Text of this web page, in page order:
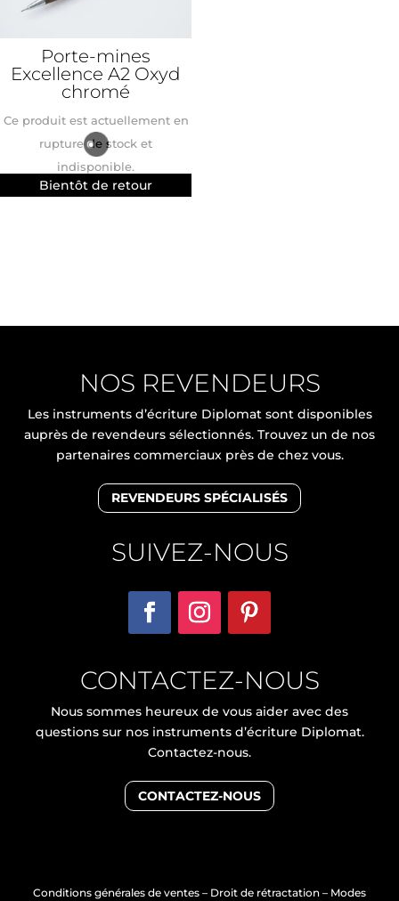
Porte-mines
Excellence A2 Oxyd
chromé
Ce produit est actuellement en
rupture de stock et
indisponible.
NOS REVENDEURS
Les instruments d’écriture Diplomat sont disponibles
auprès de revendeurs sélectionnés. Trouvez un de nos
partenaires commerciaux près de chez vous.
REVENDEURS SPÉCIALISÉS
SUIVEZ-NOUS
CONTACTEZ-NOUS
Nous sommes heureux de vous aider avec des
questions sur nos instruments d’écriture Diplomat.
Contactez-nous.
CONTACTEZ-NOUS
Conditions générales de ventes – Droit de rétractation – Modes